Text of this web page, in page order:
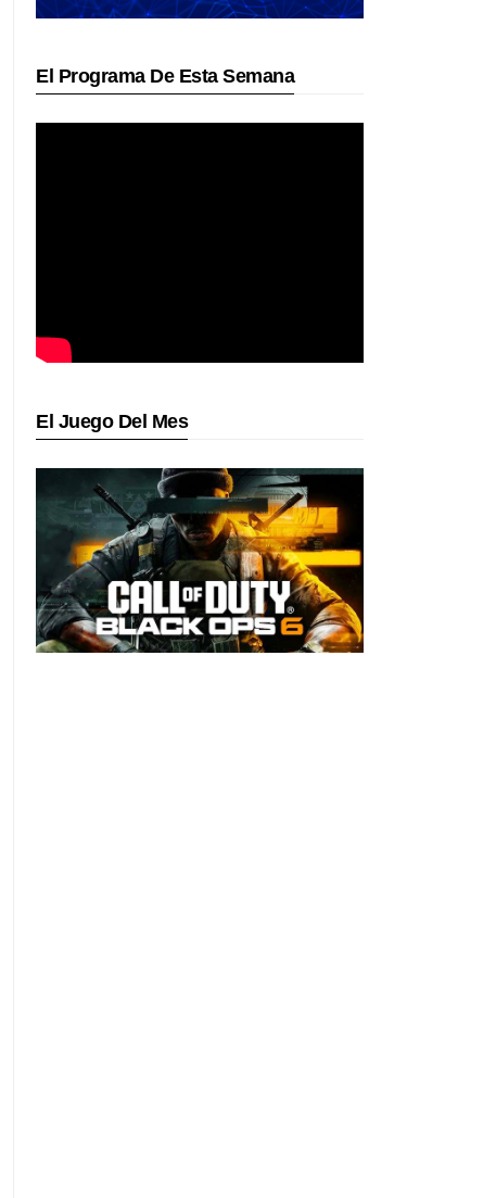
El Programa De Esta Semana
El Juego Del Mes